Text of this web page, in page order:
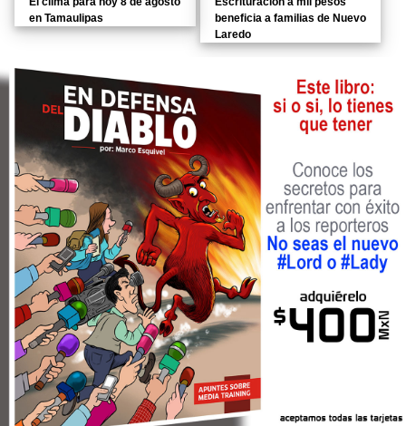
en Tamaulipas
beneficia a familias de Nuevo
Laredo